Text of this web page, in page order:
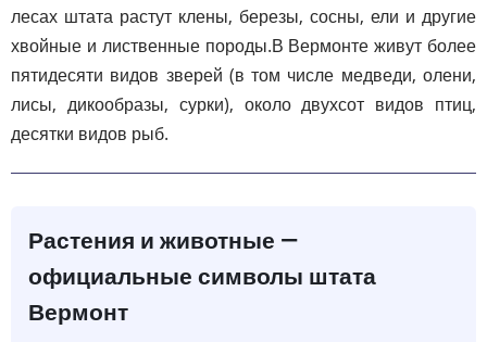
лесах штата растут клены, березы, сосны, ели и другие
хвойные и лиственные породы.В Вермонте живут более
пятидесяти видов зверей (в том числе медведи, олени,
лисы, дикообразы, сурки), около двухсот видов птиц,
десятки видов рыб.
Растения и животные —
официальные символы штата
Вермонт